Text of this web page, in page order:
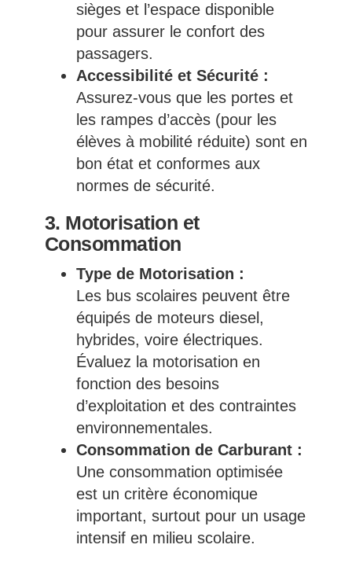
sièges et l’espace disponible
pour assurer le confort des
passagers.
Accessibilité et Sécurité :
Assurez-vous que les portes et
les rampes d’accès (pour les
élèves à mobilité réduite) sont en
bon état et conformes aux
normes de sécurité.
3. Motorisation et
Consommation
Type de Motorisation :
Les bus scolaires peuvent être
équipés de moteurs diesel,
hybrides, voire électriques.
Évaluez la motorisation en
fonction des besoins
d’exploitation et des contraintes
environnementales.
Consommation de Carburant :
Une consommation optimisée
est un critère économique
important, surtout pour un usage
intensif en milieu scolaire.